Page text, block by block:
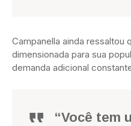
Campanella ainda ressaltou
dimensionada para sua
demanda adicional
“Você tem